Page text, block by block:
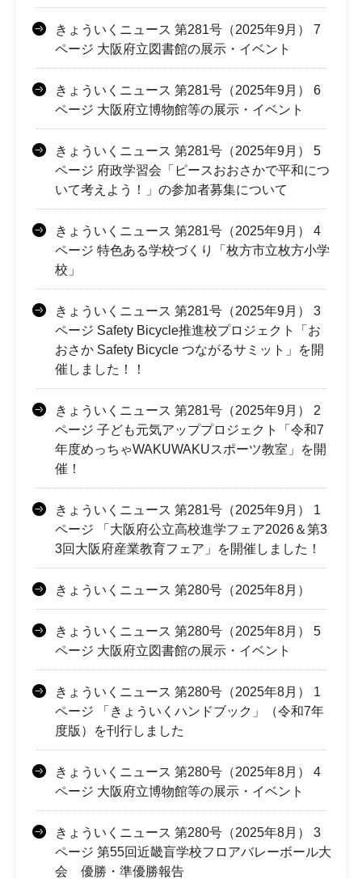
きょういくニュース 第281号（2025年9月） 7
ページ 大阪府立図書館の展示・イベント
きょういくニュース 第281号（2025年9月） 6
ページ 大阪府立博物館等の展示・イベント
きょういくニュース 第281号（2025年9月） 5
ページ 府政学習会「ピースおおさかで平和につ
いて考えよう！」の参加者募集について
きょういくニュース 第281号（2025年9月） 4
ページ 特色ある学校づくり「枚方市立枚方小学
校」
きょういくニュース 第281号（2025年9月） 3
ページ Safety Bicycle推進校プロジェクト「お
おさか Safety Bicycle つながるサミット」を開
催しました！！
きょういくニュース 第281号（2025年9月） 2
ページ 子ども元気アッププロジェクト「令和7
年度めっちゃWAKUWAKUスポーツ教室」を開
催！
きょういくニュース 第281号（2025年9月） 1
ページ 「大阪府公立高校進学フェア2026＆第3
3回大阪府産業教育フェア」を開催しました！
きょういくニュース 第280号（2025年8月）
きょういくニュース 第280号（2025年8月） 5
ページ 大阪府立図書館の展示・イベント
きょういくニュース 第280号（2025年8月） 1
ページ 「きょういくハンドブック」（令和7年
度版）を刊行しました
きょういくニュース 第280号（2025年8月） 4
ページ 大阪府立博物館等の展示・イベント
きょういくニュース 第280号（2025年8月） 3
ページ 第55回近畿盲学校フロアバレーボール大
会 優勝・準優勝報告